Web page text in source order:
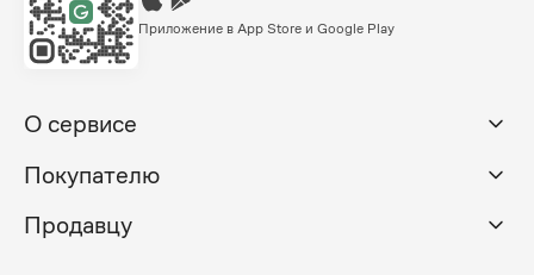
Приложение в App Store и Google Play
О сервисе
Покупателю
Продавцу